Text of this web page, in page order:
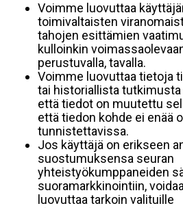
Voimme luovuttaa
toimivaltaisten
tahojen esittämien
kulloinkin
perustuvalla, tavalla.
Voimme luovuttaa tietoja
tai historiallista
että tiedot on muutettu
että tiedon kohde ei enää
tunnistettavissa.
Jos käyttäjä on erikseen
suostumuksensa seuran
yhteistyökumppaneiden
suoramarkkinointiin,
luovuttaa tarkoin valituille